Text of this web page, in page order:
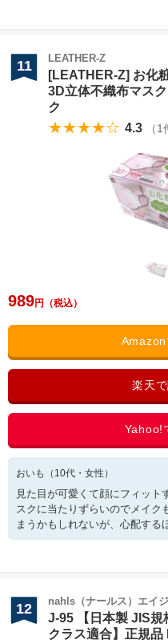
11 LEATHER-Z
[LEATHER-Z] お化
3D立体不織布マス
ク
★★★★☆ 4.3 （1
989
おいも （ 10代・ 女性 ）
見た目が可愛くて顔にフィット
スクに当たりずらいのでメイク
まうかもしれないが、心配する
12 nahls（ナールス）エイ
J-95 【日本製 JIS
クラス適合】正規